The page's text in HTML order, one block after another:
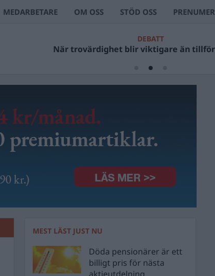
MEDARBETARE OM OSS STÖD OSS
DEBATT
När trovärdighet blir viktigare än
MEST LÄST JUST NU
Döda pensionärer är ett
billigt pris för nästa